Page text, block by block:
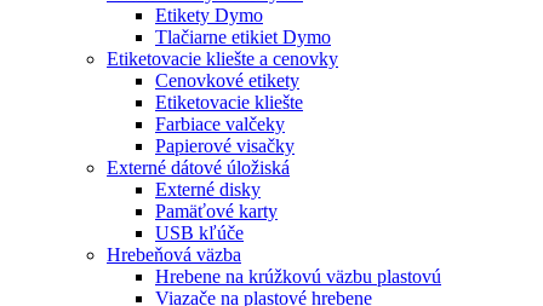
Etikety Dymo
Tlačiarne etikiet Dymo
Etiketovacie kliešte a cenovky
Cenovkové etikety
Etiketovacie kliešte
Farbiace valčeky
Papierové visačky
Externé dátové úložiská
Externé disky
Pamäťové karty
USB kľúče
Hrebeňová väzba
Hrebene na krúžkovú väzbu plastovú
Viazače na plastové hrebene